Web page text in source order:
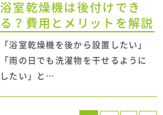
浴室乾燥機は後付けでき
る？費用とメリットを解説
「浴室乾燥機を後から設置したい」
「雨の日でも洗濯物を干せるように
したい」と…